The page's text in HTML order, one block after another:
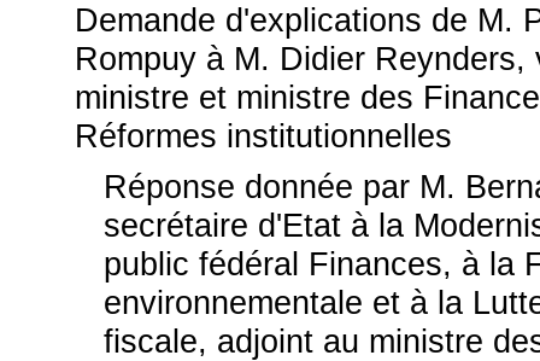
Demande d'explications de M.
Rompuy à M. Didier Reynders,
ministre et ministre des
Réformes institutionnelles
Réponse donnée par M.
secrétaire d'Etat à la
public fédéral Finances, à la
environnementale et à la
fiscale, adjoint au ministre